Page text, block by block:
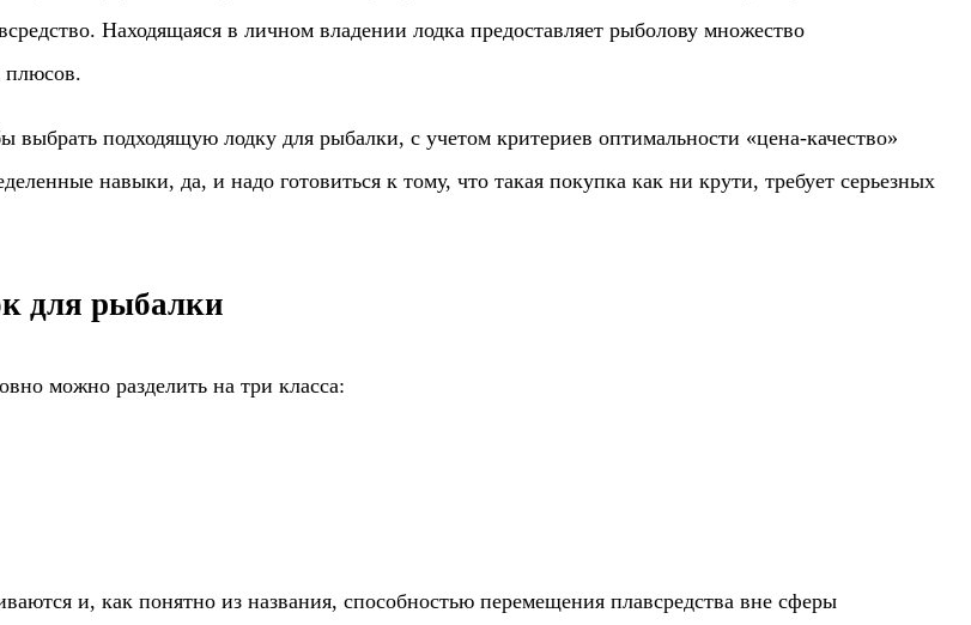
Находящаяся в личном владении лодка предоставляет рыболову множество
плюсов.
выбрать подходящую лодку для рыбалки, с учетом критериев оптимальности «цена-качество»
навыки, да, и надо готовиться к тому, что такая покупка как ни крути, требует серьезных
для рыбалки
можно разделить на три класса:
и, как понятно из названия, способностью перемещения плавсредства вне сферы